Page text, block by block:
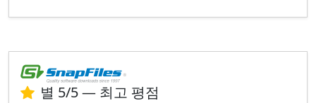
별 5/5 — 최고 평점